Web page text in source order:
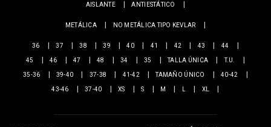
AISLANTE ANTIESTÁTICO
METÁLICA NO METÁLICA TIPO KEVLAR
36 37 38 39 40 41 42 43
44
45
46 47 48 34 35 TALLA ÚNICA
T.U.
35-36
39-40 37-38 41-42 TAMAÑO ÚNICO
40-42
43-46
37-40 XS S M L XL